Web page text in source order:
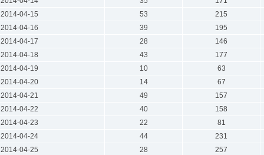
2014-04-15
53 215
2014-04-16
39 195
2014-04-17
28 146
2014-04-18
43 177
2014-04-19
10 63
2014-04-20
14 67
2014-04-21
49 157
2014-04-22
40 158
2014-04-23
22 81
2014-04-24
44 231
2014-04-25
28 257